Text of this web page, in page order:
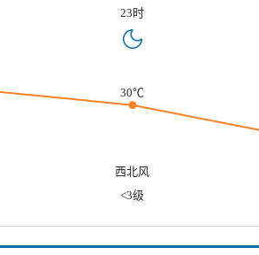
23时
30℃
西北风
<3级